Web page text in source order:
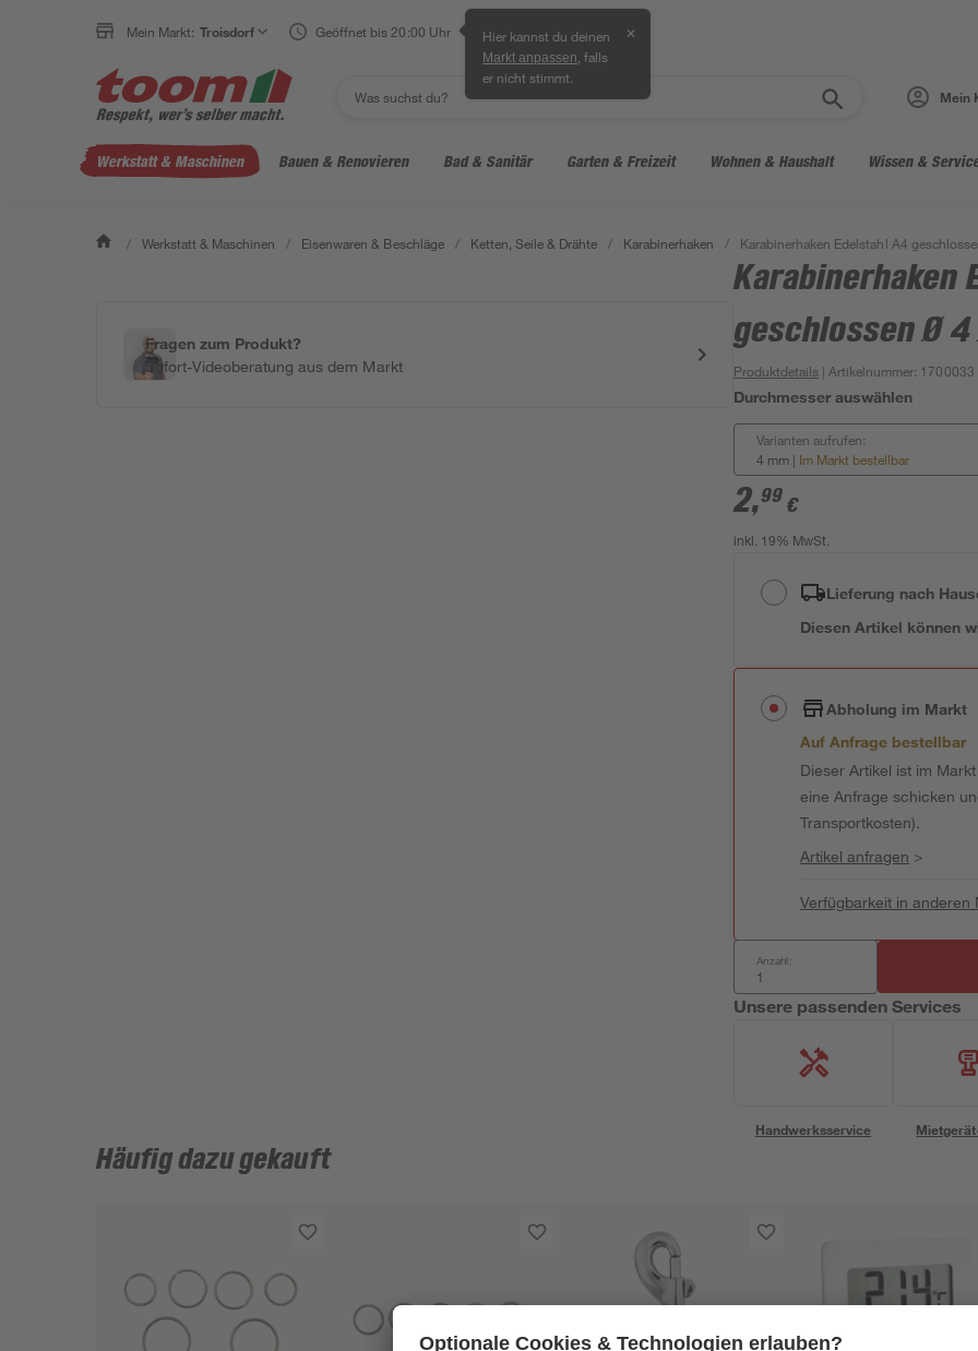
Mein Markt: Troisdorf Geöffnet bis 20:00 Uhr Hier kannst du deinen
Markt anpassen , falls
er nicht stimmt.
✕
Mein
Werkstatt & Maschinen Bauen & Renovieren Bad & Sanitär Garten & Freizeit Wohnen & Haushalt Wissen &
/ Werkstatt & Maschinen / Eisenwaren & Beschläge / Ketten, Seile & Drähte / Karabinerhaken / Karabinerhaken Edelstahl A4
Fragen zum Produkt?
Sofort-Videoberatung aus dem Markt
Karabinerhaken
geschlossen Ø
Produktdetails | Artikelnummer: 1700033
Durchmesser auswählen
Varianten aufrufen:
4 mm | Im Markt bestellbar
2,99 €
inkl. 19% MwSt.
Lieferung nach
Diesen Artikel können
Abholung im Markt
Auf Anfrage bestellbar
Dieser Artikel ist im
eine Anfrage schicken
Transportkosten).
Artikel anfragen >
Verfügbarkeit in anderen
Anzahl:
Unsere passenden Services
Handwerksservice
Häufig dazu gekauft